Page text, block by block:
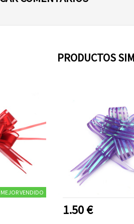
PRODUCTOS
MEJOR VENDIDO
1.50 €